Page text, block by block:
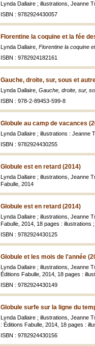
Lynda Dallaire ; illustrations, Jeanne
ISBN : 9782924430057
Florentine la coquine et la fée
Lynda Dallaire, Florentine la coquine
ISBN : 9782924182161
Gauche, droite, sur, sous et
Lynda Dallaire, Gauche, droite, sur,
ISBN : 978-2-89453-599-8
Globule au camp de vacances
Lynda Dallaire ; illustrations : Jeanne
ISBN : 9782924430255
Globule est en retard (2014)
Lynda Dallaire ; illustrations, Jeanne
Fabulle, 2014
Globule est en retard (2014)
Lynda Dallaire ; illustrations, Jeanne
Fabulle, 2014, 18 pages : illustrations ;
ISBN : 9782924430125
Globule et les mois de l'année
Lynda Dallaire ; illustrations, Jeanne
Éditions Fabulle, 2014, 18 pages :
ISBN : 9782924430149
Globule surfe sur la ligne du
Lynda Dallaire ; illustrations, Jeanne
: Éditions Fabulle, 2014, 18 pages :
ISBN : 9782924430156